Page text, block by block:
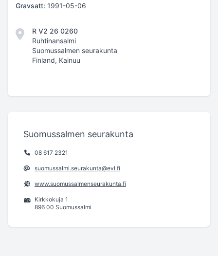
Gravsatt: 1991-05-06
R V2 26 0260
Ruhtinansalmi
Suomussalmen seurakunta
Finland, Kainuu
Suomussalmen seurakunta
08 617 2321
suomussalmi.seurakunta@evl.fi
www.suomussalmenseurakunta.fi
Kirkkokuja 1
896 00 Suomussalmi